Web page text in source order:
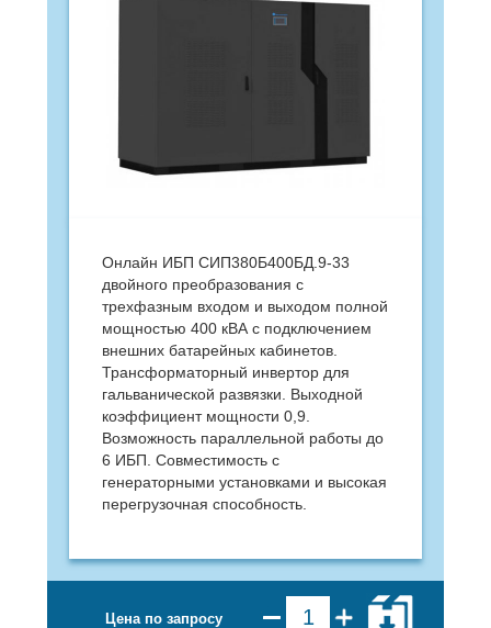
Онлайн ИБП СИП380Б400БД.9-33
двойного преобразования с
трехфазным входом и выходом полной
мощностью 400 кВА с подключением
внешних батарейных кабинетов.
Трансформаторный инвертор для
гальванической развязки. Выходной
коэффициент мощности 0,9.
Возможность параллельной работы до
6 ИБП. Совместимость с
генераторными установками и высокая
перегрузочная способность.
Цена по запросу